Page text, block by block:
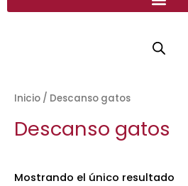
Inicio / Descanso gatos
Descanso gatos
Mostrando el único resultado